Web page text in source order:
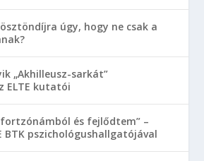
úgy, hogy ne csak a
„Akhilleusz-sarkát”
ELTE kutatói
és fejlődtem” –
BTK pszichológushallgatójával